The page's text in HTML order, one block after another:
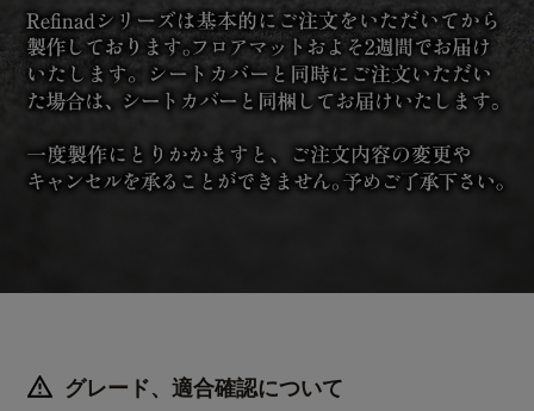
グレード、適合確認について